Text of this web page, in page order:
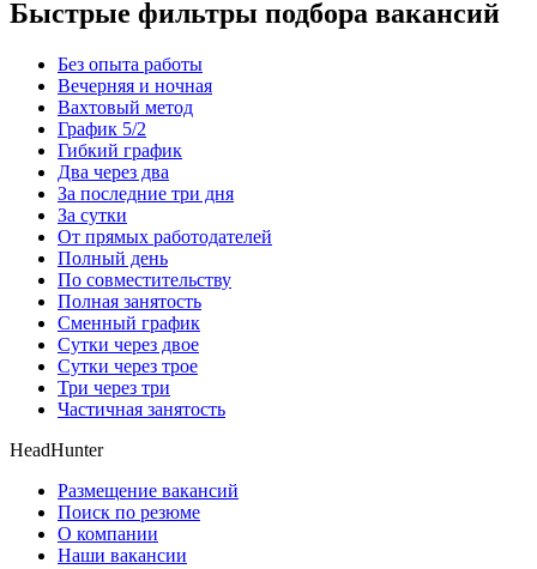
Быстрые фильтры подбора вакансий
Без опыта работы
Вечерняя и ночная
Вахтовый метод
График 5/2
Гибкий график
Два через два
За последние три дня
За сутки
От прямых работодателей
Полный день
По совместительству
Полная занятость
Сменный график
Сутки через двое
Сутки через трое
Три через три
Частичная занятость
HeadHunter
Размещение вакансий
Поиск по резюме
О компании
Наши вакансии